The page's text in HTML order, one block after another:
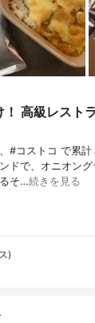
高級レスト
#コストコ で累
ドで、オニオン
そ…続きを見る
)